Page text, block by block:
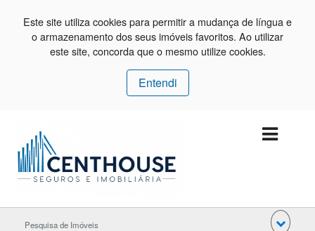
Este site utiliza cookies para permitir a mudança de língua e
o armazenamento dos seus imóveis favoritos. Ao utilizar
este site, concorda que o mesmo utilize cookies.
Entendi
Pesquisa de Imóveis